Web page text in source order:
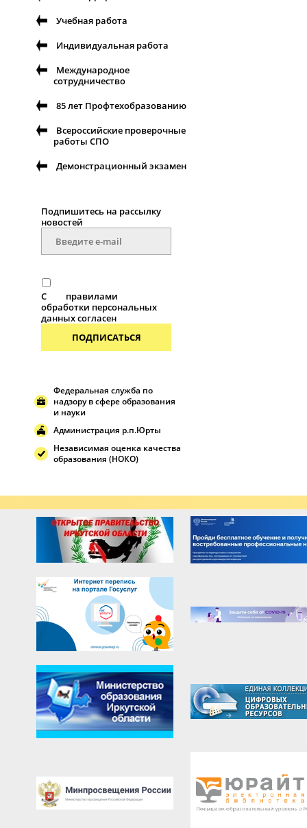
Учебная работа
Индивидуальная работа
Международное
сотрудничество
85 лет Профтехобразованию
Всероссийские проверочные
работы СПО
Демонстрационный экзамен
Подпишитесь на рассылку
новостей
С
правилами
обработки персональных
данных согласен
ПОДПИСАТЬСЯ
Федеральная служба по
надзору в сфере образования
и науки
Администрация р.п.Юрты
Независимая оценка качества
образования (НОКО)